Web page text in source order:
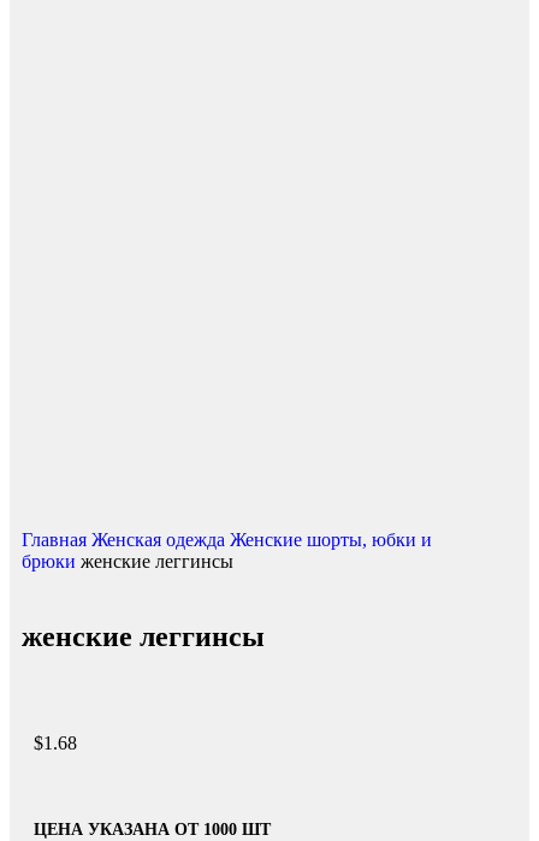
Главная Женская одежда Женские шорты, юбки и
брюки женские леггинсы
женские леггинсы
$1.68
ЦЕНА УКАЗАНА ОТ 1000 ШТ